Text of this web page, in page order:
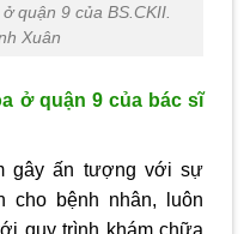
quận 9 của BS.CKII.
Xuân
ở quận 9 của bác sĩ
gây ấn tượng với sự
cho bệnh nhân, luôn